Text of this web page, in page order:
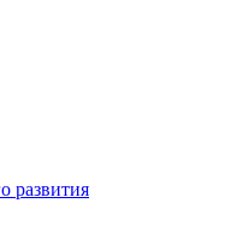
развития